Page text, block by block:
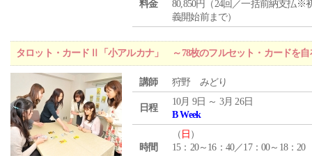
料金
80,850円（24回／一括前納支払※
義開始前まで）
タロット・カードⅡ「小アルカナ」 ～78枚のフルセット・カードを自
講師 狩野 みどり
日程
10月 9日 ～ 3月 26日
B Week
時間
（ 日 ）
15：20～16：40／17：00～18：20